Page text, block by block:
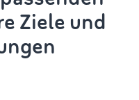
Ziele und